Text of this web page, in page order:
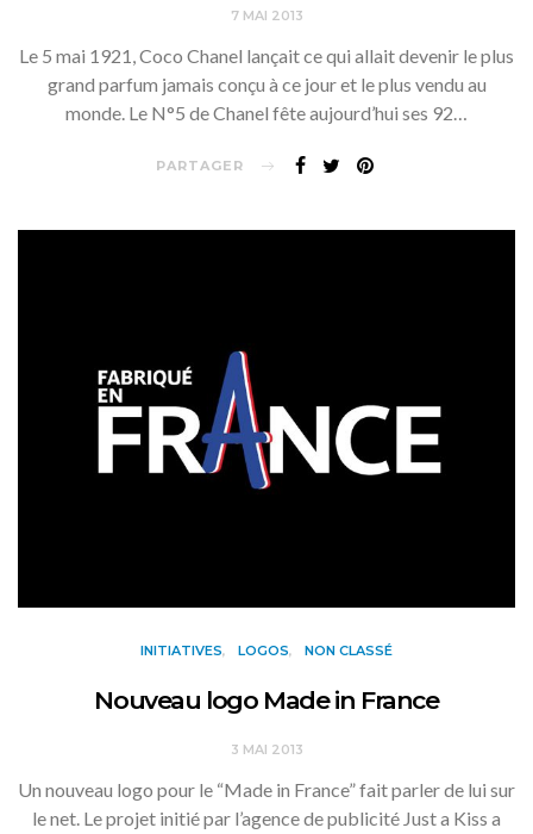
7 MAI 2013
Le 5 mai 1921, Coco Chanel lançait ce qui allait devenir le plus
grand parfum jamais conçu à ce jour et le plus vendu au
monde. Le N°5 de Chanel fête aujourd’hui ses 92…
PARTAGER
INITIATIVES LOGOS NON CLASSÉ
Nouveau logo Made in France
3 MAI 2013
Un nouveau logo pour le “Made in France” fait parler de lui sur
le net. Le projet initié par l’agence de publicité Just a Kiss a